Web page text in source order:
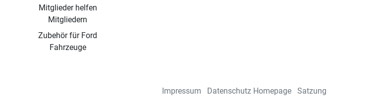
Mitglieder helfen
Mitgliedern
Zubehör für Ford
Fahrzeuge
Impressum Datenschutz Homepage Satzung